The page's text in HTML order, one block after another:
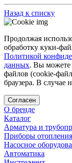
Назад к списку
Продолжая
обработку куки-
Политикой
данных. Вы можете
файлов (cookie-
браузера. В случае
Согласен
О бренде
Каталог
Арматура и
Приборы отопления
Насосное
Автоматика